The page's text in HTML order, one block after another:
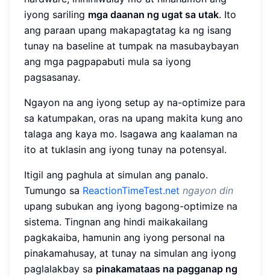
iyong sariling mga daanan ng ugat sa utak. Ito
ang paraan upang makapagtatag ka ng isang
tunay na baseline at tumpak na masubaybayan
ang mga pagpapabuti mula sa iyong
pagsasanay.
Ngayon na ang iyong setup ay na-optimize para
sa katumpakan, oras na upang makita kung ano
talaga ang kaya mo. Isagawa ang kaalaman na
ito at tuklasin ang iyong tunay na potensyal.
Itigil ang paghula at simulan ang panalo.
Tumungo sa ReactionTimeTest.net ngayon din
upang subukan ang iyong bagong-optimize na
sistema. Tingnan ang hindi maikakailang
pagkakaiba, hamunin ang iyong personal na
pinakamahusay, at tunay na simulan ang iyong
paglalakbay sa pinakamataas na pagganap ng